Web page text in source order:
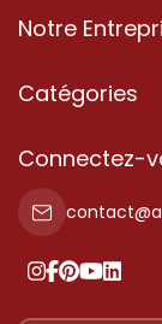
Notre
À Propos
Conditions
Politique de
Nos tarifs
Catégories
Propriété
Propriété à
Propriété à louer
Ajoutez votre
Connectez-